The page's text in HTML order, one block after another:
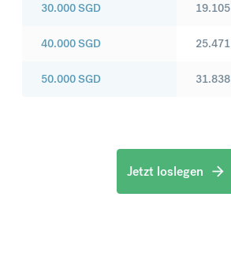
30.000SGD
40.000SGD
50.000SGD
19.105
25.471
31.838
Jetzt loslegen